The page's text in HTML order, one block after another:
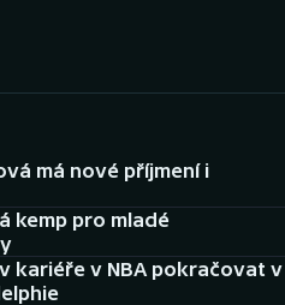
má nové příjmení i
kemp pro mladé
kariéře v NBA pokračovat v